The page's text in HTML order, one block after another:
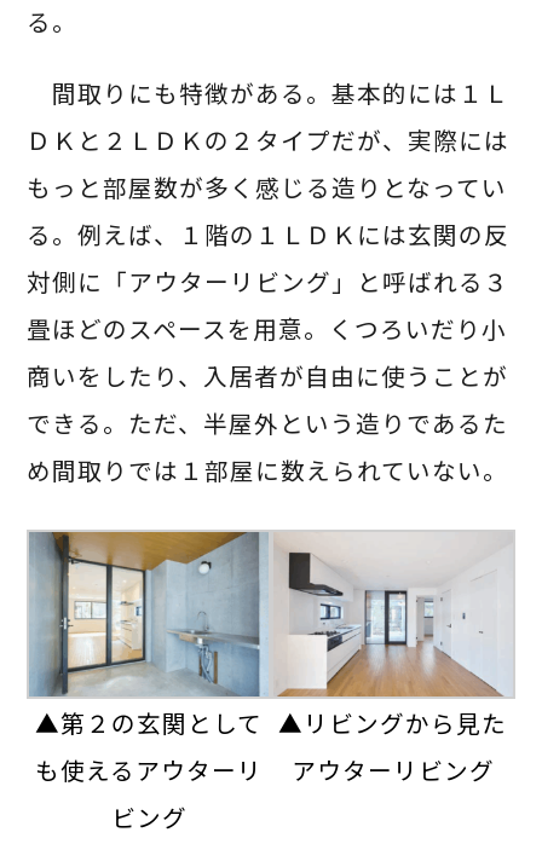
る。
間取りにも特徴がある。基本的には１Ｌ
ＤＫと２ＬＤＫの２タイプだが、実際には
もっと部屋数が多く感じる造りとなってい
る。例えば、１階の１ＬＤＫには玄関の反
対側に「アウターリビング」と呼ばれる３
畳ほどのスペースを用意。くつろいだり小
商いをしたり、入居者が自由に使うことが
できる。ただ、半屋外という造りであるた
め間取りでは１部屋に数えられていない。
▲第２の玄関として
も使えるアウターリ
ビング
▲リビングから見た
アウターリビング